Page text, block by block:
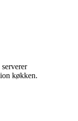
køkken.